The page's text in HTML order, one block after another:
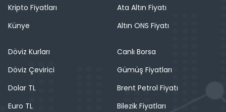
Kripto Fiyatları
Künye
Ata Altın Fiyatı
Altın ONS Fiyatı
Döviz Kurları
Döviz Çevirici
Dolar TL
Euro TL
Canlı Borsa
Gümüş Fiyatları
Brent Petrol Fiyatı
Bilezik Fiyatları